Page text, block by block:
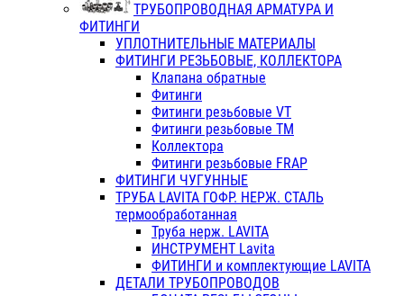
ТРУБОПРОВОДНАЯ АРМАТУРА И
ФИТИНГИ
УПЛОТНИТЕЛЬНЫЕ МАТЕРИАЛЫ
ФИТИНГИ РЕЗЬБОВЫЕ, КОЛЛЕКТОРА
Клапана обратные
Фитинги
Фитинги резьбовые VT
Фитинги резьбовые ТМ
Коллектора
Фитинги резьбовые FRAP
ФИТИНГИ ЧУГУННЫЕ
ТРУБА LAVITA ГОФР. НЕРЖ. СТАЛЬ
термообработанная
Труба нерж. LAVITA
ИНСТРУМЕНТ Lavita
ФИТИНГИ и комплектующие LAVITA
ДЕТАЛИ ТРУБОПРОВОДОВ